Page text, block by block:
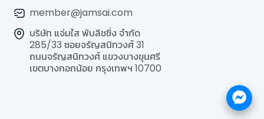
member@jamsai.com
บริษัท แจ่มใส พับลิชชิ่ง จำกัด
285/33 ซอยจรัญสนิทวงศ์ 31
ถนนจรัญสนิทวงศ์ แขวงบางขุนศรี
เขตบางกอกน้อย กรุงเทพฯ 10700